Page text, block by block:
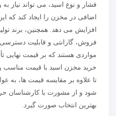
فشار و نوع اسید، می تواند نیاز
اضافی در مخزن را ایجاد کند که
افزایش می دهد. همچنین، برند
فروش، گارانتی و قابلیت
مواردی هستند که بر قیمت نهایی
خرید مخزن اسید با قیمت
تا علاوه بر مقایسه قیمت ها، به
شود و از مشورت با کارشناسان
بهترین انتخاب صورت گیرد.